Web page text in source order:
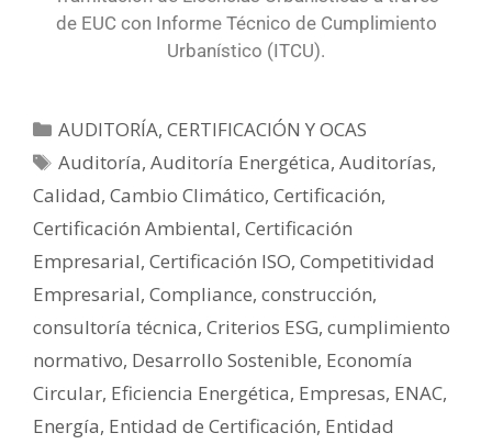
de EUC con Informe Técnico de Cumplimiento
Urbanístico (ITCU).
AUDITORÍA, CERTIFICACIÓN Y OCAS
Auditoría,Auditoría Energética,Auditorías,
Calidad, Cambio Climático, Certificación,
Certificación Ambiental, Certificación
Empresarial, Certificación ISO, Competitividad
Empresarial, Compliance, construcción,
consultoría técnica, Criterios ESG, cumplimiento
normativo, Desarrollo Sostenible, Economía
Circular, Eficiencia Energética, Empresas, ENAC,
Energía, Entidad de Certificación, Entidad